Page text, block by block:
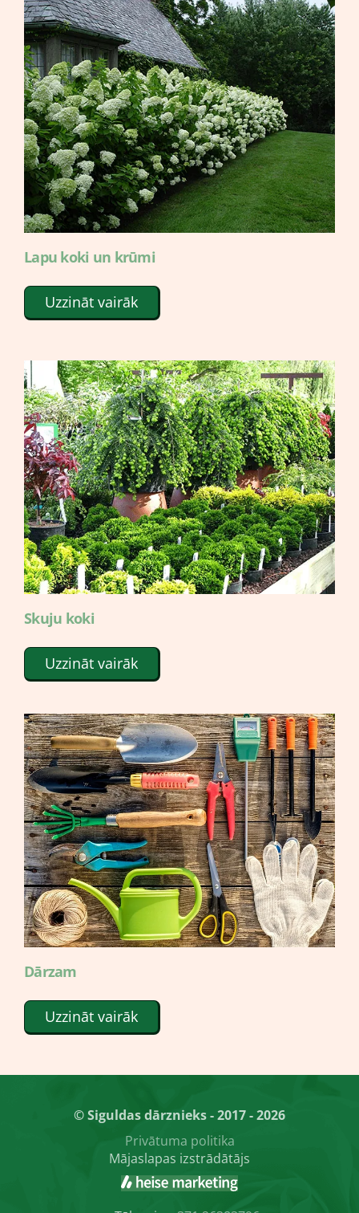
Lapu koki un krūmi
Uzzināt vairāk
Skuju koki
Uzzināt vairāk
Dārzam
Uzzināt vairāk
© Siguldas dārznieks - 2017 - 2026
Privātuma politika
Mājaslapas izstrādātājs